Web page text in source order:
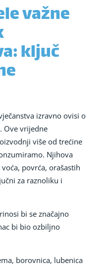
važne
ključ
izravno ovisi o
Ove vrijedne
više od trećine
Njihova
povrća, orašastih
za raznoliku i
bi se značajno
bi bio ozbiljno
borovnica, lubenica